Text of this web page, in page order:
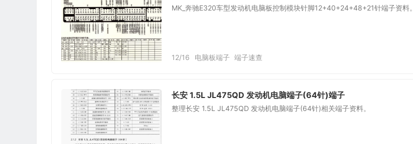
MK_奔驰E320车型发动机电脑板控制模块针脚12+40+24+48+21针端子资料。
12/16 电脑板端子 端子速查
长安 1.5L JL475QD 发动机电脑端子(64针)端子
整理长安 1.5L JL475QD 发动机电脑端子(64针)相关端子资料。